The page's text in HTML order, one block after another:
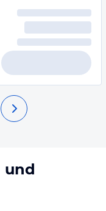
und